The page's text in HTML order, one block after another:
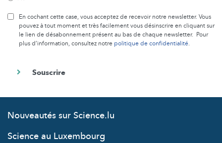
En cochant cette case, vous acceptez de recevoir notre newsletter. Vous
pouvez à tout moment et très facilement vous désinscrire en cliquant sur
le lien de désabonnement présent au bas de chaque newsletter. Pour
plus d’information, consultez notre politique de confidentialité.
Nouveautés sur Science.lu
Science au Luxembourg